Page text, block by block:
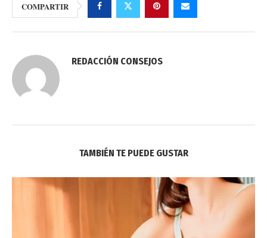
COMPARTIR
REDACCIÓN CONSEJOS
TAMBIÉN TE PUEDE GUSTAR